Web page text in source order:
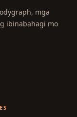
mga
ibinabahagi mo